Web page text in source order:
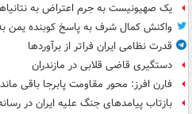
یک صهیونیست به جرم اعتراض به
واکنش کمال شرف به پاسخ کوبنده یمن
قدرت نظامی ایران فراتر از برآوردها
دستگیری قاضی قلابی در مازندران
فارن افرز: محور مقاومت پابرجا باقی
بازتاب پیامدهای جنگ علیه ایران در